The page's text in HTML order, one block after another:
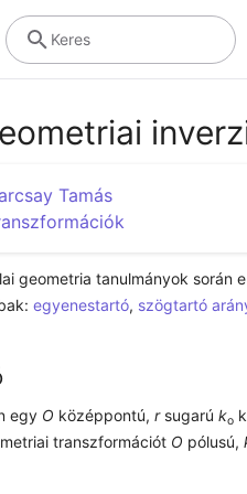
Keres
Tamás
geometria tanulmányok során
egyenestartó, szögtartó
egy O középpontú, r sugarú ko
transzformációt O pólusú,